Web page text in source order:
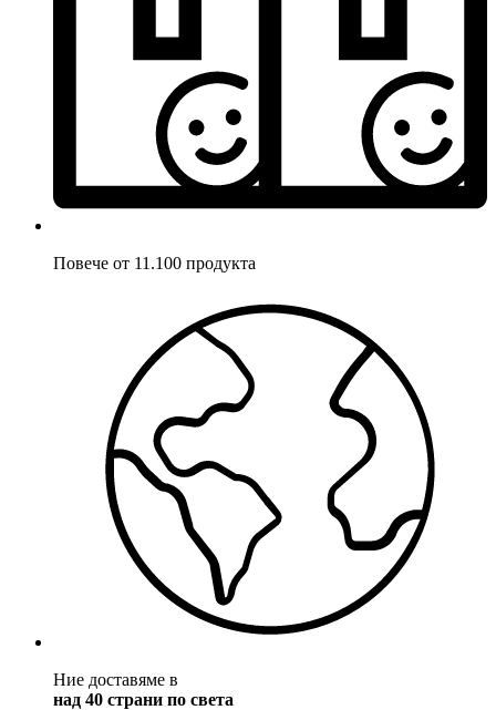
Повече от 11.100 продукта
Ние доставяме в
над 40 страни по света